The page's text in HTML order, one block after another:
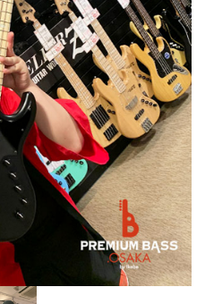
電子ピアノ
その他楽器
エフェクター
DTM